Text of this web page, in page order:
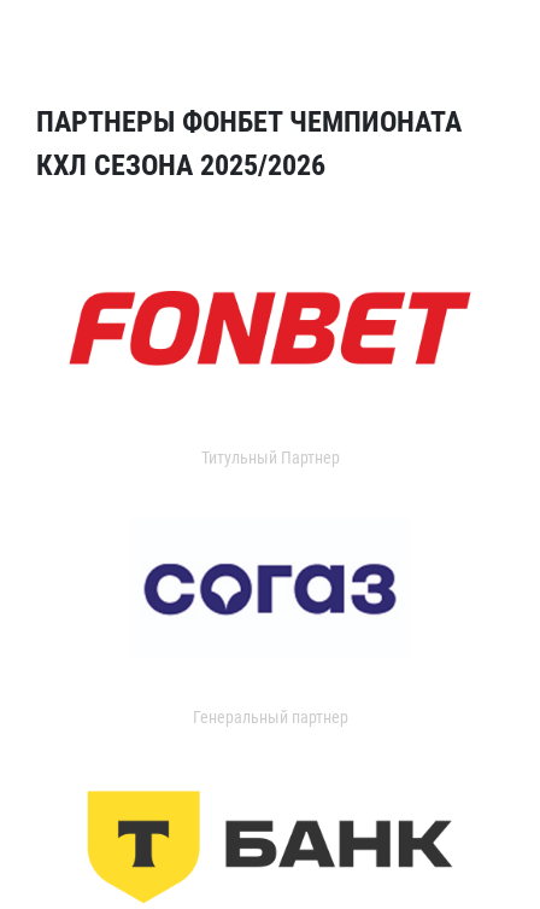
ПАРТНЕРЫ ФОНБЕТ ЧЕМПИОНАТА
КХЛ СЕЗОНА 2025/2026
Титульный Партнер
Генеральный партнер